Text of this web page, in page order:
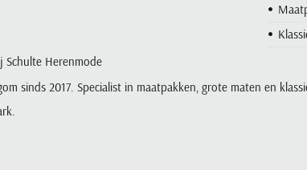
Schulte Herenmode
sinds 2017. Specialist in maatpakken, grote maten en